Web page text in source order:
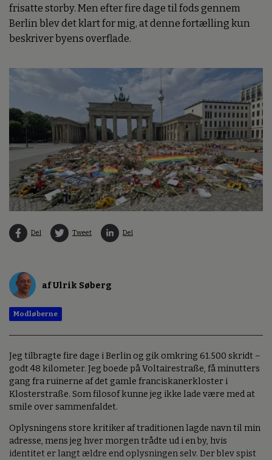
frisatte storby. Men efter fire dage til fods gennem
Berlin blev det klart for mig, at denne fortælling kun
beskriver byens overflade.
Del Tweet Del
af Ulrik Søberg
Modløberne
Jeg tilbragte fire dage i Berlin og gik omkring 61.500 skridt –
godt 48 kilometer. Jeg boede på Voltairestraße, få minutters
gang fra ruinerne af det gamle franciskanerkloster i
Klosterstraße. Som filosof kunne jeg ikke lade være med at
smile over sammenfaldet.
Oplysningens store kritiker af traditionen lagde navn til min
adresse, mens jeg hver morgen trådte ud i en by, hvis
identitet er langt ældre end oplysningen selv. Der blev spist